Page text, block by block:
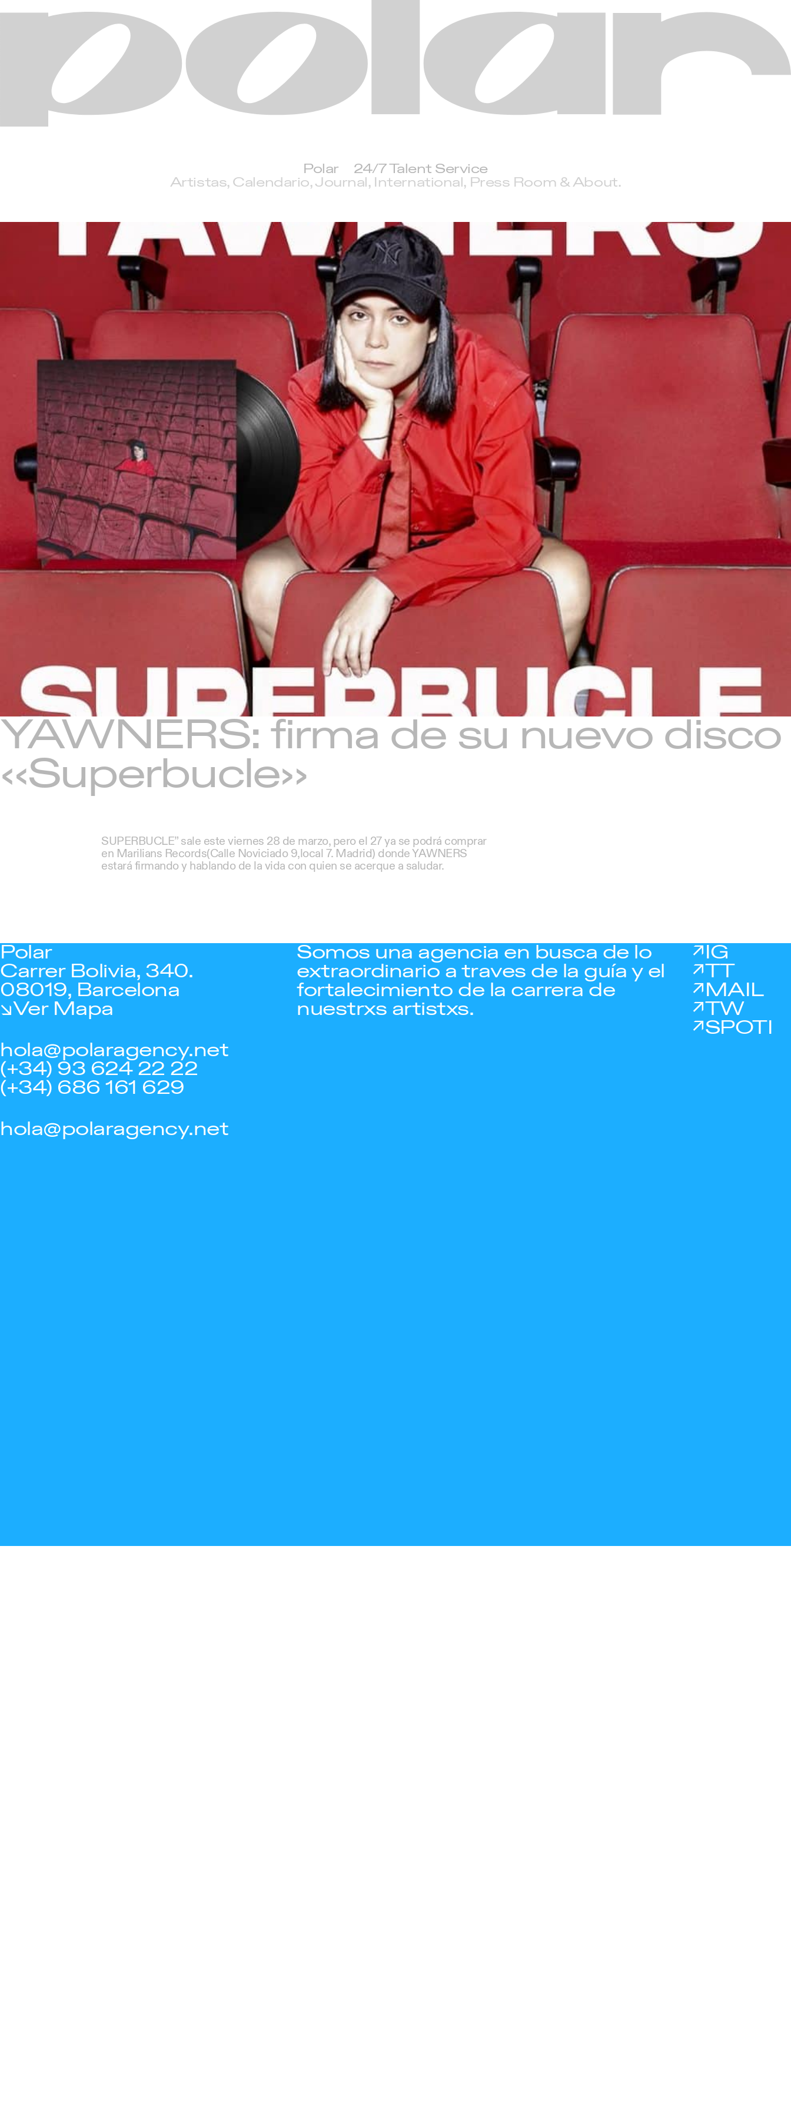
Polar 24/7 Talent Service
Artistas Calendario Journal International Press Room About
YAWNERS: firma de su nuevo disco
«Superbucle»
SUPERBUCLE” sale este viernes 28 de marzo, pero el 27 ya se podrá comprar
en Marilians Records(Calle Noviciado 9,local 7. Madrid) donde YAWNERS
estará firmando y hablando de la vida con quien se acerque a saludar.
Polar
Carrer Bolivia, 340.
08019, Barcelona
Ver Mapa
hola@polaragency.net
(+34) 93 624 22 22
(+34) 686 161 629
hola@polaragency.net
Somos una agencia en busca de lo
extraordinario a traves de la guía y el
fortalecimiento de la carrera de
nuestrxs artistxs.
IG
TT
MAIL
TW
SPOTI